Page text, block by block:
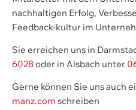
nachhaltigen Erfolg,
Feedback-kultur im
Sie erreichen uns in
6028oder in Alsbach unter
Gerne können Sie uns auch
manz.com schreiben